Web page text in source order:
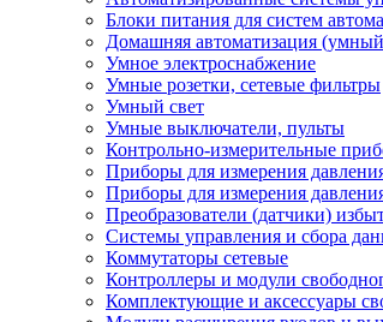
Блоки питания для систем
Домашняя автоматизация
Умное электроснабжение
Умные розетки, сетевые фильтры
Умный свет
Умные выключатели, пульты
Контрольно-измерительные
Приборы для измерения
Приборы для измерения
Преобразователи (датчики)
Системы управления и сбора
Коммутаторы сетевые
Контроллеры и модули
Комплектующие и аксессуары